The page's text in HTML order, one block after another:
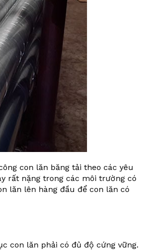
con lăn băng tải theo các yêu
rất nặng trong các môi trường có
lăn lên hàng đầu để con lăn có
con lăn phải có đủ độ cứng vững.